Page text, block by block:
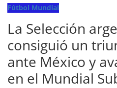
Fútbol Mundial
La Selección
consiguió un
ante México y
en el Mundial